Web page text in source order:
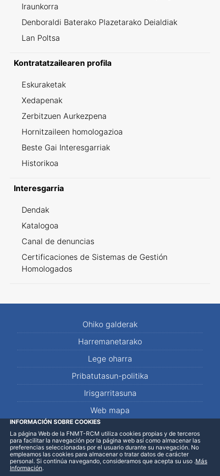
Iraunkorra
Denboraldi Baterako Plazetarako Deialdiak
Lan Poltsa
Kontratatzailearen profila
Eskuraketak
Xedapenak
Zerbitzuen Aurkezpena
Hornitzaileen homologazioa
Beste Gai Interesgarriak
Historikoa
Interesgarria
Dendak
Katalogoa
Canal de denuncias
Certificaciones de Sistemas de Gestión
Homologados
Ohiko galderak
Harremanetarako
Lege oharra
Pribatutasun-politika
Irisgarritasuna
Web mapa
LinkedInFacebookWhatsApp
INFORMACIÓN SOBRE COOKIES
La página Web de la FNMT-RCM utiliza cookies propias y de terceros
para facilitar la navegación por la página web así como almacenar las
preferencias seleccionadas por el usuario durante su navegación. No
empleamos las cookies para almacenar o tratar datos de carácter
personal. Si continúa navegando, consideramos que acepta su uso .Más
Información.